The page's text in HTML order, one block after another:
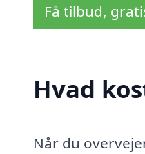
Få tilbud,
Hvad
Når du